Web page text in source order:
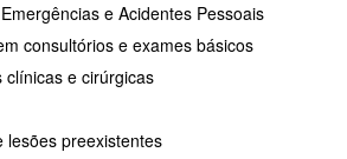
DE SAÚDE EMPRESARIAL
EMPRESARIAL
INDIVIDUAL
SAÚDE INDIVIDUAL
INDIVIDUAL
e Acidentes Pessoais
consultórios e exames básicos
clínicas e cirúrgicas
lesões preexistentes